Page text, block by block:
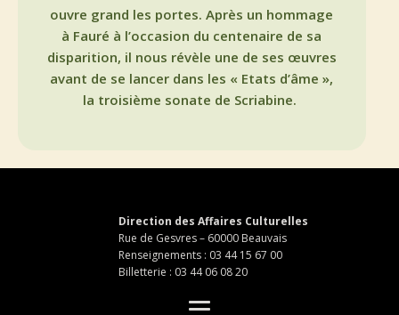
ouvre grand les portes. Après un hommage
à Fauré à l’occasion du centenaire de sa
disparition, il nous révèle une de ses œuvres
avant de se lancer dans les « Etats d’âme »,
la troisième sonate de Scriabine.
Direction des Affaires Culturelles
Rue de Gesvres – 60000 Beauvais
Renseignements : 03 44 15 67 00
Billetterie : 03 44 06 08 20